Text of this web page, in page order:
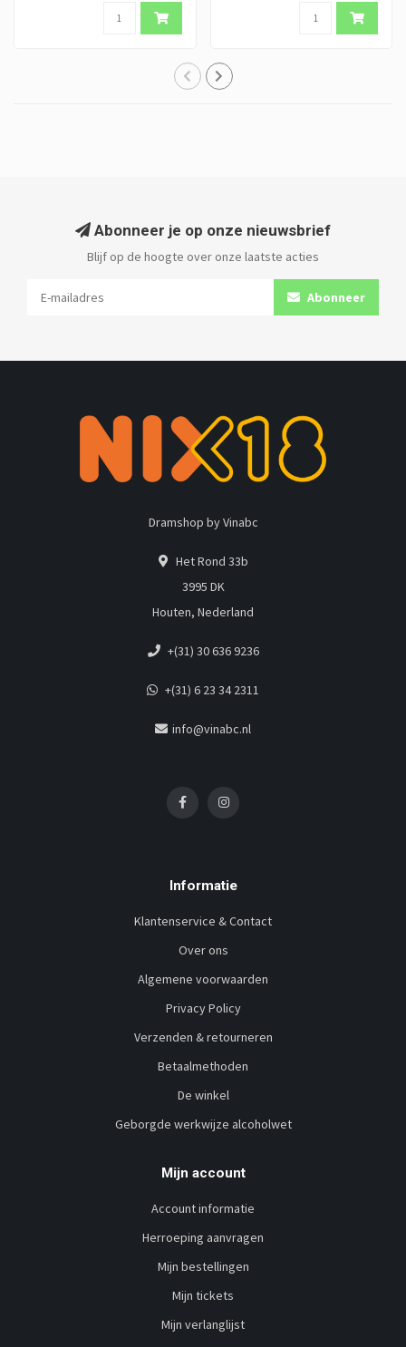
Abonneer je op onze nieuwsbrief
Blijf op de hoogte over onze laatste acties
Abonneer
Dramshop by Vinabc
Het Rond 33b
3995 DK
Houten, Nederland
+(31) 30 636 9236
+(31) 6 23 34 2311
info@vinabc.nl
Informatie
Klantenservice & Contact
Over ons
Algemene voorwaarden
Privacy Policy
Verzenden & retourneren
Betaalmethoden
De winkel
Geborgde werkwijze alcoholwet
Mijn account
Account informatie
Herroeping aanvragen
Mijn bestellingen
Mijn tickets
Mijn verlanglijst